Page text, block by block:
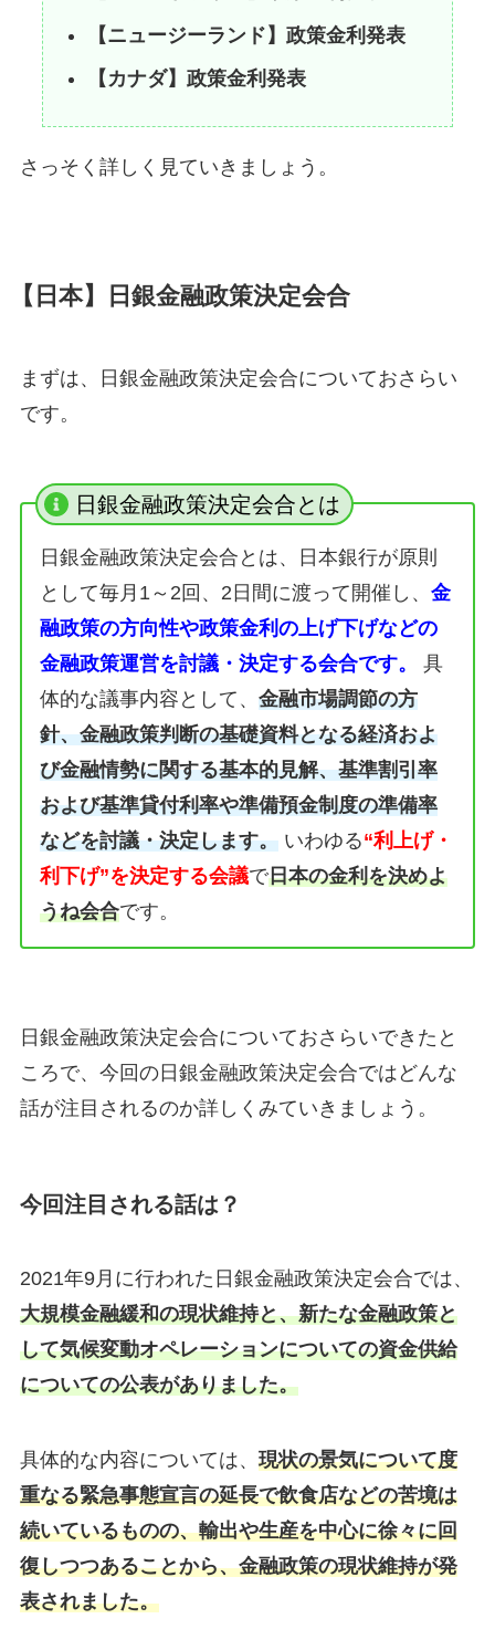
【ニュージーランド】政策金利発表
【カナダ】政策金利発表
さっそく詳しく見ていきましょう。
【日本】日銀金融政策決定会合
まずは、日銀金融政策決定会合についておさらい
です。
日銀金融政策決定会合とは
日銀金融政策決定会合とは、日本銀行が原則
として毎月1～2回、2日間に渡って開催し、 金
融政策の方向性や政策金利の上げ下げなどの
金融政策運営を討議・決定する会合です。
具
体的な議事内容として、 金融市場調節の方
針、金融政策判断の基礎資料となる経済およ
び金融情勢に関する基本的見解、基準割引率
および基準貸付利率や準備預金制度の準備率
などを討議・決定します。いわゆる“利上げ・
利下げ”を決定する会議で日本の金利を決めよ
うね会合です。
日銀金融政策決定会合についておさらいできたと
ころで、今回の日銀金融政策決定会合ではどんな
話が注目されるのか詳しくみていきましょう。
今回注目される話は？
2021年9月に行われた日銀金融政策決定会合では、
大規模金融緩和の現状維持と、新たな金融政策と
して気候変動オペレーションについての資金供給
についての公表がありました。
具体的な内容については、 現状の景気について度
重なる緊急事態宣言の延長で飲食店などの苦境は
続いているものの、輸出や生産を中心に徐々に回
復しつつあることから、金融政策の現状維持が発
表されました。